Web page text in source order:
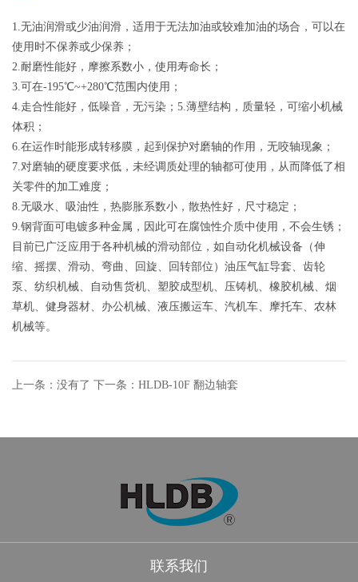
1.无油润滑或少油润滑，适用于无法加油或较难加油的场合，可以在
使用时不保养或少保养；
2.耐磨性能好，摩擦系数小，使用寿命长；
3.可在-195℃~+280℃范围内使用；
4.走合性能好，低噪音，无污染；5.薄壁结构，质量轻，可缩小机械
体积；
6.在运作时能形成转移膜，起到保护对磨轴的作用，无咬轴现象；
7.对磨轴的硬度要求低，未经调质处理的轴都可使用，从而降低了相
关零件的加工难度；
8.无吸水、吸油性，热膨胀系数小，散热性好，尺寸稳定；
9.钢背面可电镀多种金属，因此可在腐蚀性介质中使用，不会生锈；
目前已广泛应用于各种机械的滑动部位，如自动化机械设备（伸
缩、摇摆、滑动、弯曲、回旋、回转部位）油压气缸导套、齿轮
泵、纺织机械、自动售货机、塑胶成型机、压铸机、橡胶机械、烟
草机、健身器材、办公机械、液压搬运车、汽机车、摩托车、农林
机械等。
上一条：没有了 下一条：HLDB-10F 翻边轴套
联系我们